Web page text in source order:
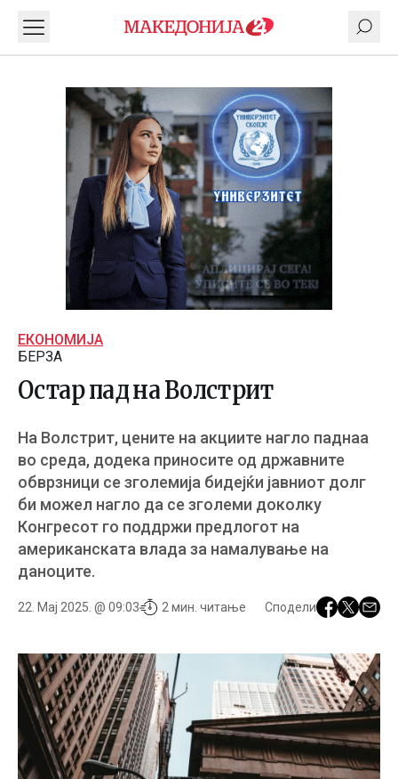
ЕКОНОМИЈА
БЕРЗА
Остар пад на Волстрит
На Волстрит, цените на акциите нагло паднаа
во среда, додека приносите од државните
обврзници се зголемија бидејќи јавниот долг
би можел нагло да се зголеми доколку
Конгресот го поддржи предлогот на
американската влада за намалување на
даноците.
22. Мај 2025. @ 09:03 2 мин. читање Сподели